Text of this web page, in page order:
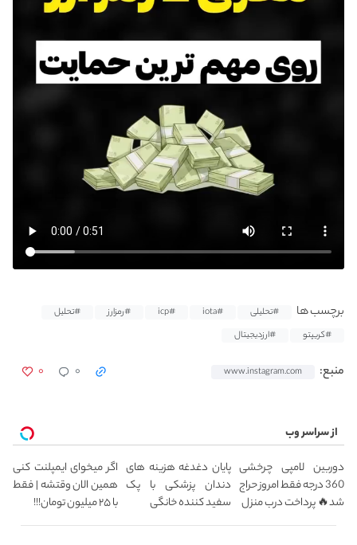
برچسب ها #تحلیلی #iota
#icp #رمزارز
#تحلیل
#کریپتو
#ارزدیجیتال
منبع: www.instagram.com ۰ ۰
از سراسر وب
دوربین لامپی چرخشی
360 درجه فقط امروز حراج
شد🔥 پرداخت درب منزل
پایان دغدغه هزینه های
دندان پزشکی با پک
سفید کننده خانگی
اگر میخوای ایمپلنت کنی
همین الان وقتشه | فقط
با ۲۵ میلیون تومان!!!